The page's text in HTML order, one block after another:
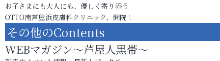
お子さまにも大人にも、優しく寄り添う
OTTO南芦屋浜皮膚科クリニック、開院！
その他のContents
WEBマガジン～芦屋人黒帯～